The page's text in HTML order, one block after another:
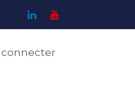
connecter